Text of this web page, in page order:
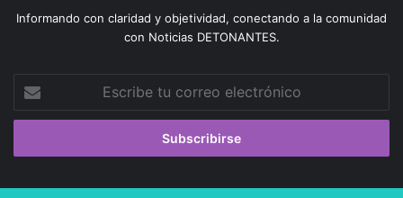
Informando con claridad y objetividad, conectando a la comunidad
con Noticias DETONANTES.
correo